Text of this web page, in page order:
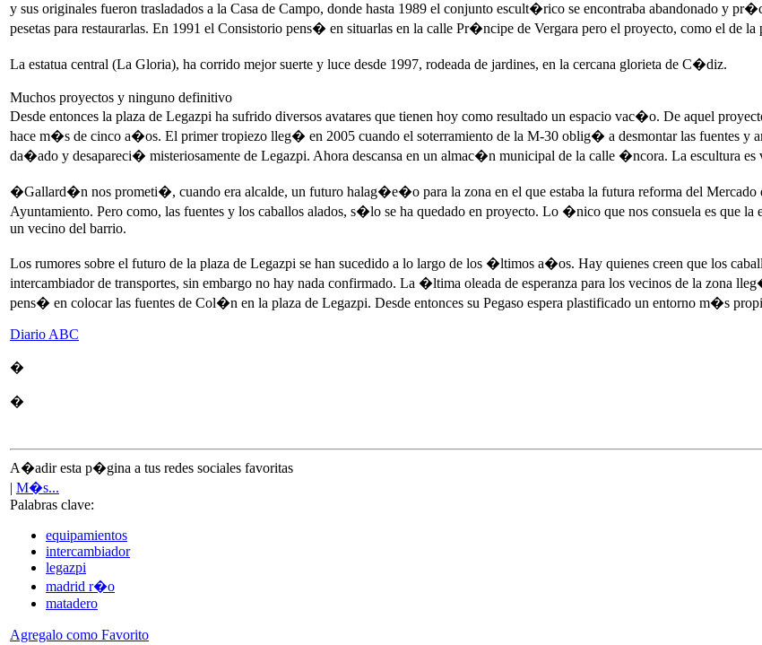
y sus originales fueron trasladados a la Casa de Campo, donde hasta 1989 el conjunto escult�rico se encontraba abandonado y
pesetas para restaurarlas. En 1991 el Consistorio pens� en situarlas en la calle Pr�ncipe de Vergara pero el proyecto, como el de
La estatua central (La Gloria), ha corrido mejor suerte y luce desde 1997, rodeada de jardines, en la cercana glorieta de C�diz.
Muchos proyectos y ninguno definitivo
Desde entonces la plaza de Legazpi ha sufrido diversos avatares que tienen hoy como resultado un espacio vac�o. De aquel
hace m�s de cinco a�os. El primer tropiezo lleg� en 2005 cuando el soterramiento de la M-30 oblig� a desmontar las fuentes y
da�ado y desapareci� misteriosamente de Legazpi. Ahora descansa en un almac�n municipal de la calle �ncora. La escultura es
�Gallard�n nos prometi�, cuando era alcalde, un futuro halag�e�o para la zona en el que estaba la futura reforma del
Ayuntamiento. Pero como, las fuentes y los caballos alados, s�lo se ha quedado en proyecto. Lo �nico que nos consuela es
un vecino del barrio.
Los rumores sobre el futuro de la plaza de Legazpi se han sucedido a lo largo de los �ltimos a�os. Hay quienes creen que los
intercambiador de transportes, sin embargo no hay nada confirmado. La �ltima oleada de esperanza para los vecinos de la zona
pens� en colocar las fuentes de Col�n en la plaza de Legazpi. Desde entonces su Pegaso espera plastificado un entorno m�s
Diario ABC
�
�
A�adir esta p�gina a tus redes sociales favoritas
| M�s...
Palabras clave:
equipamientos
intercambiador
legazpi
madrid r�o
matadero
Agregalo como Favorito